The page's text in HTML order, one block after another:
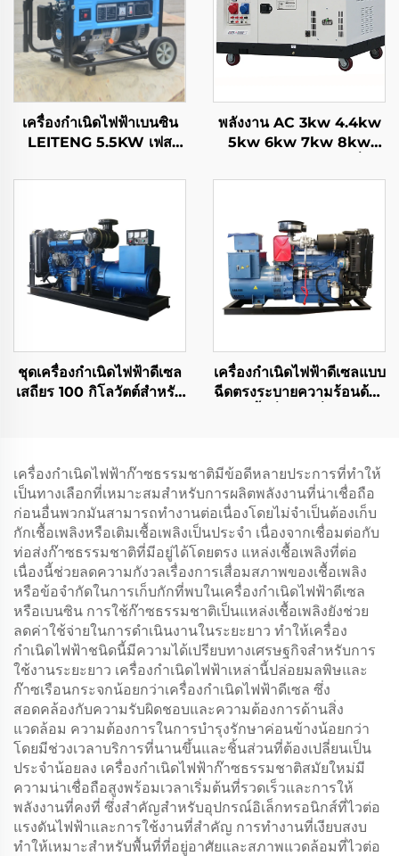
เครื่องกำเนิดไฟฟ้าเบนซิน
LEITENG 5.5KW เฟส
420cc ความถี่
เรตинг 2KW แรงดันไฟฟ้า
เรติง 380V ระบบดึงคืน
พลังงาน AC 3kw 4.4kw
5kw 6kw 7kw 8kw
กำเนิดไฟฟ้าเบนซินระบบ
ชุดเครื่องกำเนิดไฟฟ้าดีเซล
เสถียร 100 กิโลวัตต์สำหรับ
เครื่องกำเนิดไฟฟ้าดีเซลแบบ
ฉีดตรงระบายความร้อนด้วย
เครื่องกำเนิดไฟฟ้าก๊าซธรรมชาติมีข้อดีหลายประการที่ทำให้
เป็นทางเลือกที่เหมาะสมสำหรับการผลิตพลังงานที่น่าเชื่อถือ
ก่อนอื่นพวกมันสามารถทำงานต่อเนื่องโดยไม่จำเป็นต้องเก็บ
กักเชื้อเพลิงหรือเติมเชื้อเพลิงเป็นประจำ เนื่องจากเชื่อมต่อกับ
ท่อส่งก๊าซธรรมชาติที่มีอยู่ได้โดยตรง แหล่งเชื้อเพลิงที่ต่อ
เนื่องนี้ช่วยลดความกังวลเรื่องการเสื่อมสภาพของเชื้อเพลิง
หรือข้อจำกัดในการเก็บกักที่พบในเครื่องกำเนิดไฟฟ้าดีเซล
หรือเบนซิน การใช้ก๊าซธรรมชาติเป็นแหล่งเชื้อเพลิงยังช่วย
ลดค่าใช้จ่ายในการดำเนินงานในระยะยาว ทำให้เครื่อง
กำเนิดไฟฟ้าชนิดนี้มีความได้เปรียบทางเศรษฐกิจสำหรับการ
ใช้งานระยะยาว เครื่องกำเนิดไฟฟ้าเหล่านี้ปล่อยมลพิษและ
ก๊าซเรือนกระจกน้อยกว่าเครื่องกำเนิดไฟฟ้าดีเซล ซึ่ง
สอดคล้องกับความรับผิดชอบและความต้องการด้านสิ่ง
แวดล้อม ความต้องการในการบำรุงรักษาค่อนข้างน้อยกว่า
โดยมีช่วงเวลาบริการที่นานขึ้นและชิ้นส่วนที่ต้องเปลี่ยนเป็น
ประจำน้อยลง เครื่องกำเนิดไฟฟ้าก๊าซธรรมชาติสมัยใหม่มี
ความน่าเชื่อถือสูงพร้อมเวลาเริ่มต้นที่รวดเร็วและการให้
พลังงานที่คงที่ ซึ่งสำคัญสำหรับอุปกรณ์อิเล็กทรอนิกส์ที่ไวต่อ
แรงดันไฟฟ้าและการใช้งานที่สำคัญ การทำงานที่เงียบสงบ
ทำให้เหมาะสำหรับพื้นที่ที่อยู่อาศัยและสภาพแวดล้อมที่ไวต่อ